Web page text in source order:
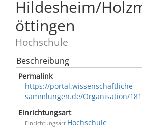
Hildesheim/
öttingen
Hochschule
Beschreibung
Permalink
https://portal.wissenschaftliche-
sammlungen.de/Organisation/
Einrichtungsart
Einrichtungsart Hochschule